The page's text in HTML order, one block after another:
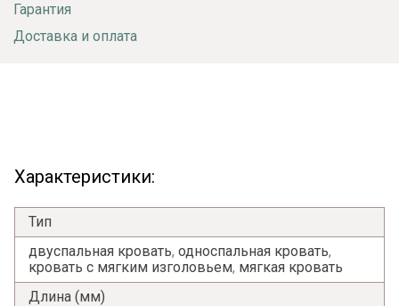
Гарантия
Доставка и оплата
Характеристики:
Тип
двуспальная кровать, односпальная кровать,
кровать с мягким изголовьем, мягкая кровать
Длина (мм)